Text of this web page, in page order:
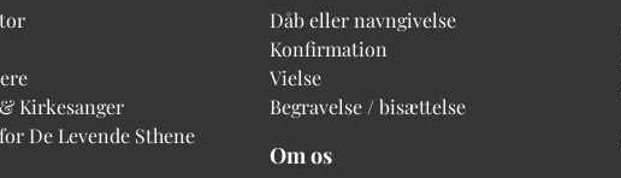
Kirkesanger
De Levende Sthene
Dåb eller navngivelse
Konfirmation
Vielse
Begravelse / bisættelse
Om os